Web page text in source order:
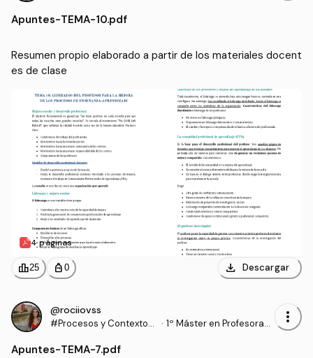
onal y Enseñanzas de Idi
Apuntes-TEMA-10.pdf
Resumen propio elaborado a partir de los materiales docent
es de clase
4 páginas
leaderboard25 personal_bag 0 download Descargar
@rociiovss
#Procesos y Contextos
· 1º Máster en Profesorad
more_vert
Apuntes-TEMA-7.pdf